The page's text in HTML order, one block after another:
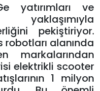
yatırımları ve
pekiştiriyor.
alanında
markalarından
elektrikli scooter
1 milyon